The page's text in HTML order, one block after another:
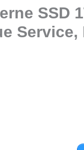
SSD
Service,